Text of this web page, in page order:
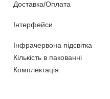
Доставка/Оплата
Інтерфейси
Інфрачервона підсвітка
Кількість в пакованні
Комплектація